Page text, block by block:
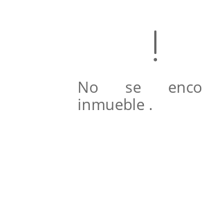
No se
inmueble .